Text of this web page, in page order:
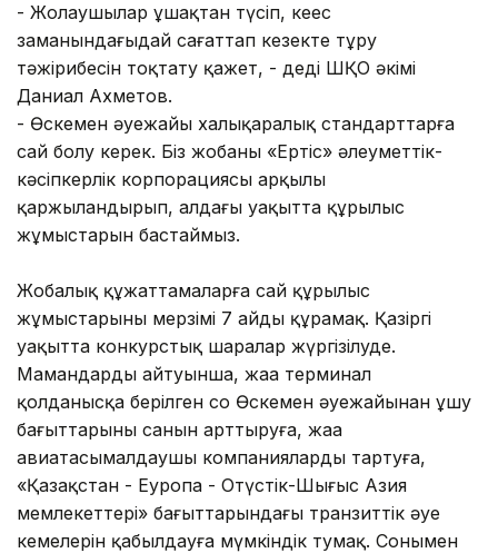
- Жолаушылар ұшақтан түсіп, кеңес
заманындағыдай сағаттап кезекте тұру
тәжірибесін тоқтату қажет, - деді ШҚО әкімі
Даниал Ахметов.
- Өскемен әуежайы халықаралық стандарттарға
сай болу керек. Біз жобаны «Ертіс» әлеуметтік-
кәсіпкерлік корпорациясы арқылы
қаржыландырып, алдағы уақытта құрылыс
жұмыстарын бастаймыз.
Жобалық құжаттамаларға сай құрылыс
жұмыстарының мерзімі 7 айды құрамақ. Қазіргі
уақытта конкурстық шаралар жүргізілуде.
Мамандардың айтуынша, жаңа терминал
қолданысқа берілген соң Өскемен әуежайынан ұшу
бағыттарының санын арттыруға, жаңа
авиатасымалдаушы компанияларды тартуға,
«Қазақстан - Еуропа - Оңтүстік-Шығыс Азия
мемлекеттері» бағыттарындағы транзиттік әуе
кемелерін қабылдауға мүмкіндік тумақ. Сонымен